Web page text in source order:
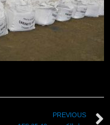
PREVIOUS